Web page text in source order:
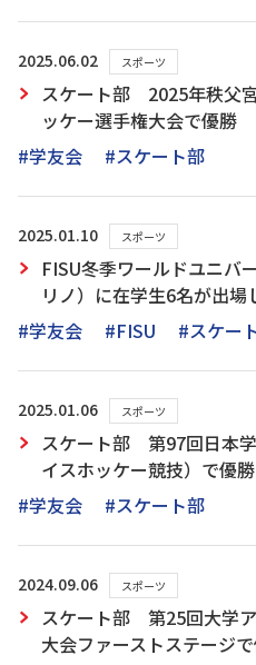
2025.06.02 スポーツ
スケート部 2025年秩父
ッケー選手権大会で優勝
#学友会
#スケート部
2025.01.10 スポーツ
FISU冬季ワールドユニバ
リノ）に在学生6名が出場
#学友会
#FISU #スケー
2025.01.06 スポーツ
スケート部 第97回日本
イスホッケー競技）で優勝
#学友会
#スケート部
2024.09.06 スポーツ
スケート部 第25回大学
大会ファーストステージ